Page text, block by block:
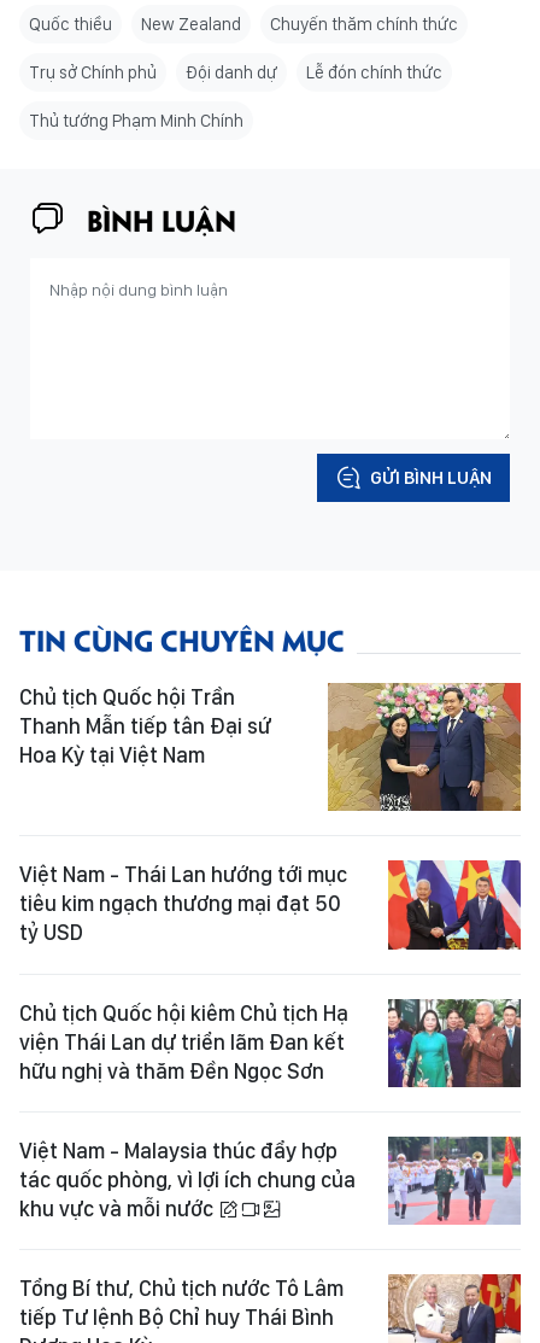
Quốc thiều New Zealand Chuyến thăm chính thức
Trụ sở Chính phủ Đội danh dự Lễ đón chính thức
Thủ tướng Phạm Minh Chính
BÌNH LUẬN
GỬI BÌNH LUẬN
TIN CÙNG CHUYÊN MỤC
Chủ tịch Quốc hội Trần
Thanh Mẫn tiếp tân Đại sứ
Hoa Kỳ tại Việt Nam
Việt Nam - Thái Lan hướng tới mục
tiêu kim ngạch thương mại đạt 50
tỷ USD
Chủ tịch Quốc hội kiêm Chủ tịch Hạ
viện Thái Lan dự triển lãm Đan kết
hữu nghị và thăm Đền Ngọc Sơn
Việt Nam - Malaysia thúc đẩy hợp
tác quốc phòng, vì lợi ích chung của
khu vực và mỗi nước
Tổng Bí thư, Chủ tịch nước Tô Lâm
tiếp Tư lệnh Bộ Chỉ huy Thái Bình